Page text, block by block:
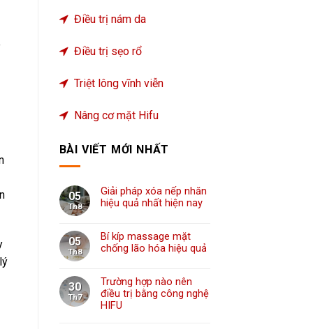
Điều trị nám da
Điều trị sẹo rổ
Triệt lông vĩnh viễn
Nâng cơ mặt Hifu
BÀI VIẾT MỚI NHẤT
05
Th8
Giải pháp xóa nếp nhăn
hiệu quả nhất hiện nay
05
Th8
Bí kíp massage mặt
chống lão hóa hiệu quả
30
Th7
Trường hợp nào nên
điều trị bằng công nghệ
HIFU